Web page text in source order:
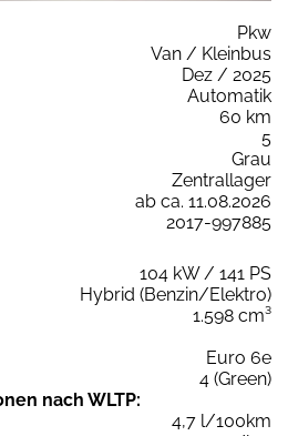
Pkw
Van / Kleinbus
Dez / 2025
Automatik
60 km
5
Grau
Zentrallager
ab ca. 11.08.2026
2017-997885
104 kW / 141 PS
Hybrid (Benzin/Elektro)
1.598 cm³
Euro 6e
4 (Green)
nach WLTP:
4,7 l/100km